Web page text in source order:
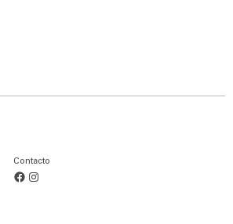
Contacto
Facebook Instagram